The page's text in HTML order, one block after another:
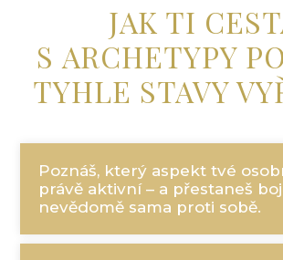
JAK TI
S ARCHETYPY
TYHLE STAVY
Poznáš, který aspekt tvé
právě aktivní – a přestaneš
nevědomě sama proti sobě.